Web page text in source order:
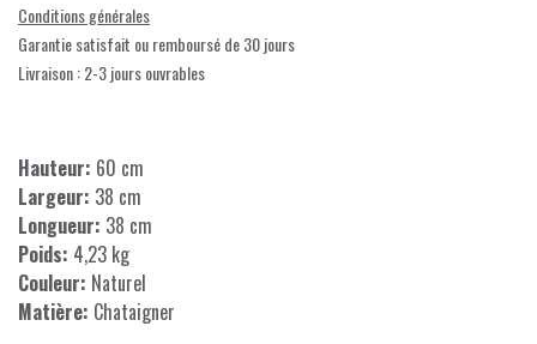
Conditions générales
Garantie satisfait ou remboursé de 30 jours
Livraison : 2-3 jours ouvrables
Hauteur: 60 cm
Largeur: 38 cm
Longueur: 38 cm
Poids: 4,23 kg
Couleur: Naturel
Matière: Chataigner